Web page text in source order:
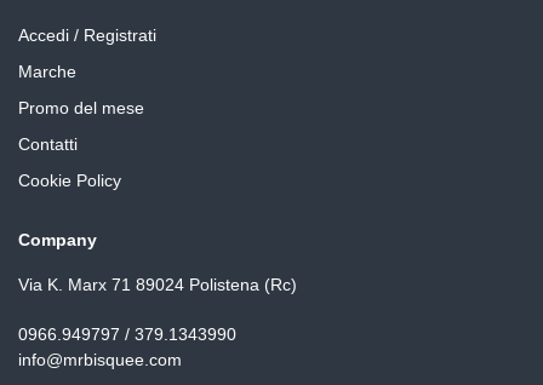
Accedi / Registrati
Marche
Promo del mese
Contatti
Cookie Policy
Company
Via K. Marx 71 89024 Polistena (Rc)
0966.949797 / 379.1343990
info@mrbisquee.com